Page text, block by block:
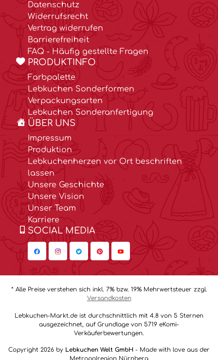
Datenschutz
Widerrufsrecht
Vertrag widerrufen
Barrierefreiheit
FAQ - Häufig gestellte Fragen
PRODUKTINFO
Farbpalette
Lebkuchen Sonderformen
Verpackungsarten
Lebkuchen Sonderanfertigung
ÜBER UNS
Impressum
Produktion
Lebkuchenherzen vor Ort beschriften
lassen
Unsere Geschichte
Unsere Vision
Unser Team
Karriere
SOCIAL MEDIA
* Alle Preise verstehen sich inkl. 7% bzw. 19% Mehrwertsteuer zzgl.
Versandkosten
Lebkuchen-Markt.de ist durchschnittlich mit 4.8 von 5 Sternen
ausgezeichnet, auf Grundlage von 5719 eKomi-
Verkäuferbewertungen.
Copyright 2026 by Lebkuchen Welt GmbH - Made with love aus der